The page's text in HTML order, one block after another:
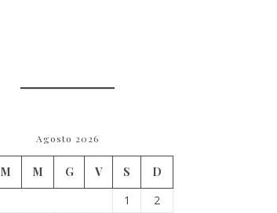
Agosto 2026
M M G V S
D
1
2